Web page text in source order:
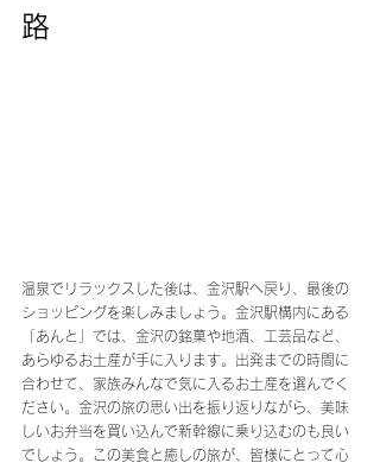
路
温泉でリラックスした後は、金沢駅へ戻り、最後の
ショッピングを楽しみましょう。金沢駅構内にある
「あんと」では、金沢の銘菓や地酒、工芸品など、
あらゆるお土産が手に入ります。出発までの時間に
合わせて、家族みんなで気に入るお土産を選んでく
ださい。金沢の旅の思い出を振り返りながら、美味
しいお弁当を買い込んで新幹線に乗り込むのも良い
でしょう。この美食と癒しの旅が、皆様にとって心